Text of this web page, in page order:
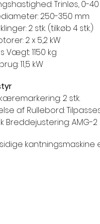
Trinløs, 0-
250-350 mm
2 stk. (tilkøb 4 stk.)
2 x 5,2 kW
Vægt: 1150 kg
11,5 kW
2 stk.
af Rullebord:
Breddejustering: AMG-